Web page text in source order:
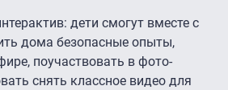
дети смогут вместе с
дома безопасные опыты,
поучаствовать в фото-
снять классное видео для